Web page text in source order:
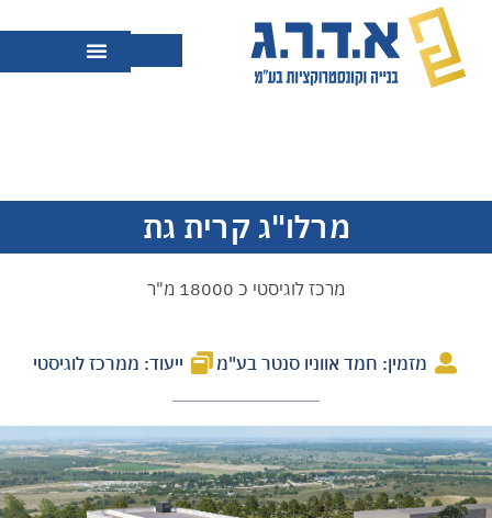
מרלו"ג קרית גת
מרכז לוגיסטי כ 18000 מ"ר
מזמין: חמד אווניו סנטר בע"מ ייעוד: ממרכז לוגיסטי